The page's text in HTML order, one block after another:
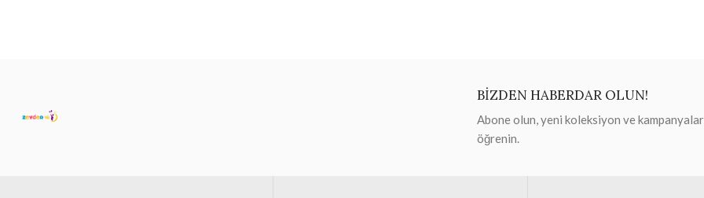
BİZDEN HABERDAR OLUN!
Abone olun, yeni koleksiyon ve
öğrenin.